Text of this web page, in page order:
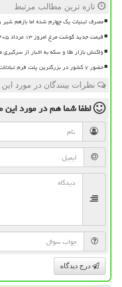
تازه ترین مطالب مرتبط
مصرف لبنیات یک چهارم شده اما بازهم شیر
قیمت جدید گوشت مرغ امروز ۱۳ مرداد ۱۴۰۵
واکنش بازار طلا و سکه به اخبار از سرگیری
حضور ۷ کشور در بزرگترین پلت فرم تبادلات تجاری حوزه ساخت وساز
نظرات بینندگان در مورد
لطفا شما همدر مورد این
درج دیدگاه